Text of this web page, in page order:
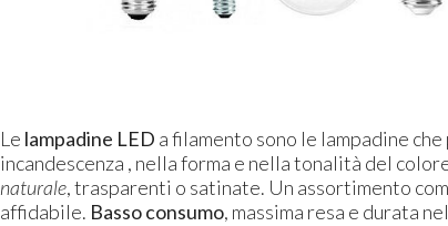
Le lampadine LED a filamento sono le lampadine
incandescenza , nella forma e nella tonalità del
naturale, trasparenti o satinate. Un assortimento
affidabile. Basso consumo, massima resa e durata